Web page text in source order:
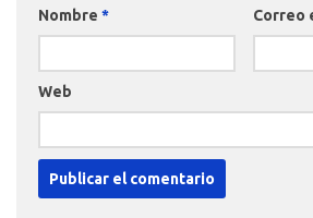
Nombre * Correo
Web